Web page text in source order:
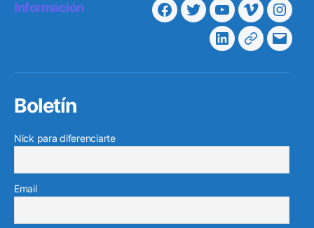
Información
Facebook
TwitterYoutubeVimeo
LinkedinTelegram
Boletín
Nick para diferenciarte
Email